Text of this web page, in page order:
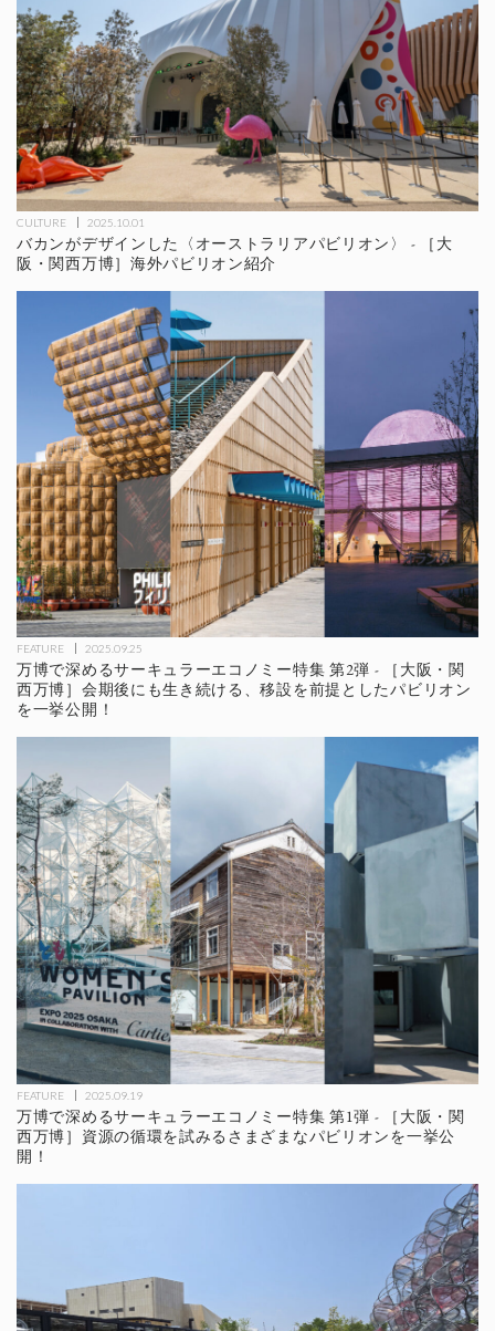
CULTURE 2025.10.01
バカンがデザインした〈オーストラリアパビリオン〉 - ［大
阪・関西万博］海外パビリオン紹介
FEATURE 2025.09.25
万博で深めるサーキュラーエコノミー特集 第2弾 - ［大阪・関
西万博］会期後にも生き続ける、移設を前提としたパビリオン
を一挙公開！
FEATURE 2025.09.19
万博で深めるサーキュラーエコノミー特集 第1弾 - ［大阪・関
西万博］資源の循環を試みるさまざまなパビリオンを一挙公
開！